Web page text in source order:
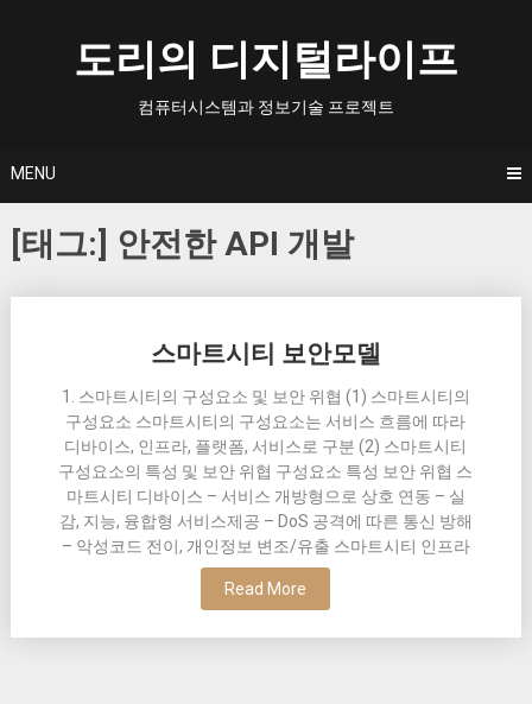
도리의 디지털라이프
컴퓨터시스템과 정보기술 프로젝트
MENU
[태그:] 안전한 API 개발
스마트시티 보안모델
1. 스마트시티의 구성요소 및 보안 위협 (1) 스마트시티의
구성요소 스마트시티의 구성요소는 서비스 흐름에 따라
디바이스, 인프라, 플랫폼, 서비스로 구분 (2) 스마트시티
구성요소의 특성 및 보안 위협 구성요소 특성 보안 위협 스
마트시티 디바이스 – 서비스 개방형으로 상호 연동 – 실
감, 지능, 융합형 서비스제공 – DoS 공격에 따른 통신 방해
– 악성코드 전이, 개인정보 변조/유출 스마트시티 인프라
Read More
navigation